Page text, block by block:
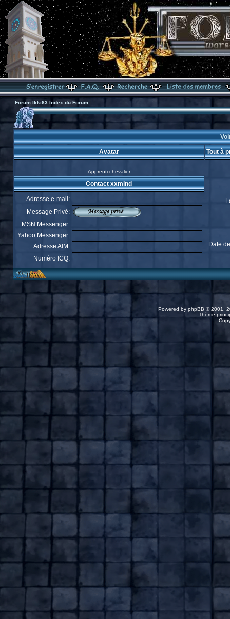
Forum Ikki63 Index du Forum
Avatar Tout à
Apprenti chevalier
Date
Contact xxmind
Adresse e-mail:
Message Privé:
MSN Messenger:
Yahoo Messenger:
Adresse AIM:
Numéro ICQ:
Powered by phpBB © 2001,
Thème